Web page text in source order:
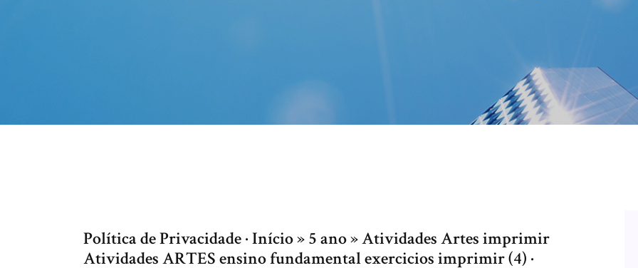
Política de Privacidade · Início » 5 ano » Atividades Artes imprimir
Atividades ARTES ensino fundamental exercicios imprimir (4) ·